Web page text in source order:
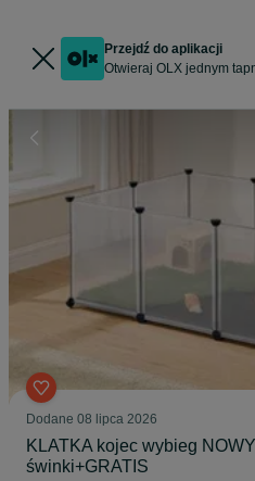
Przejdź do aplikacji
Otwieraj OLX jednym
Dodane 08 lipca 2026
KLATKA kojec wybieg
świnki+GRATIS